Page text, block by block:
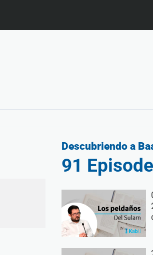
Descubriendo a
91